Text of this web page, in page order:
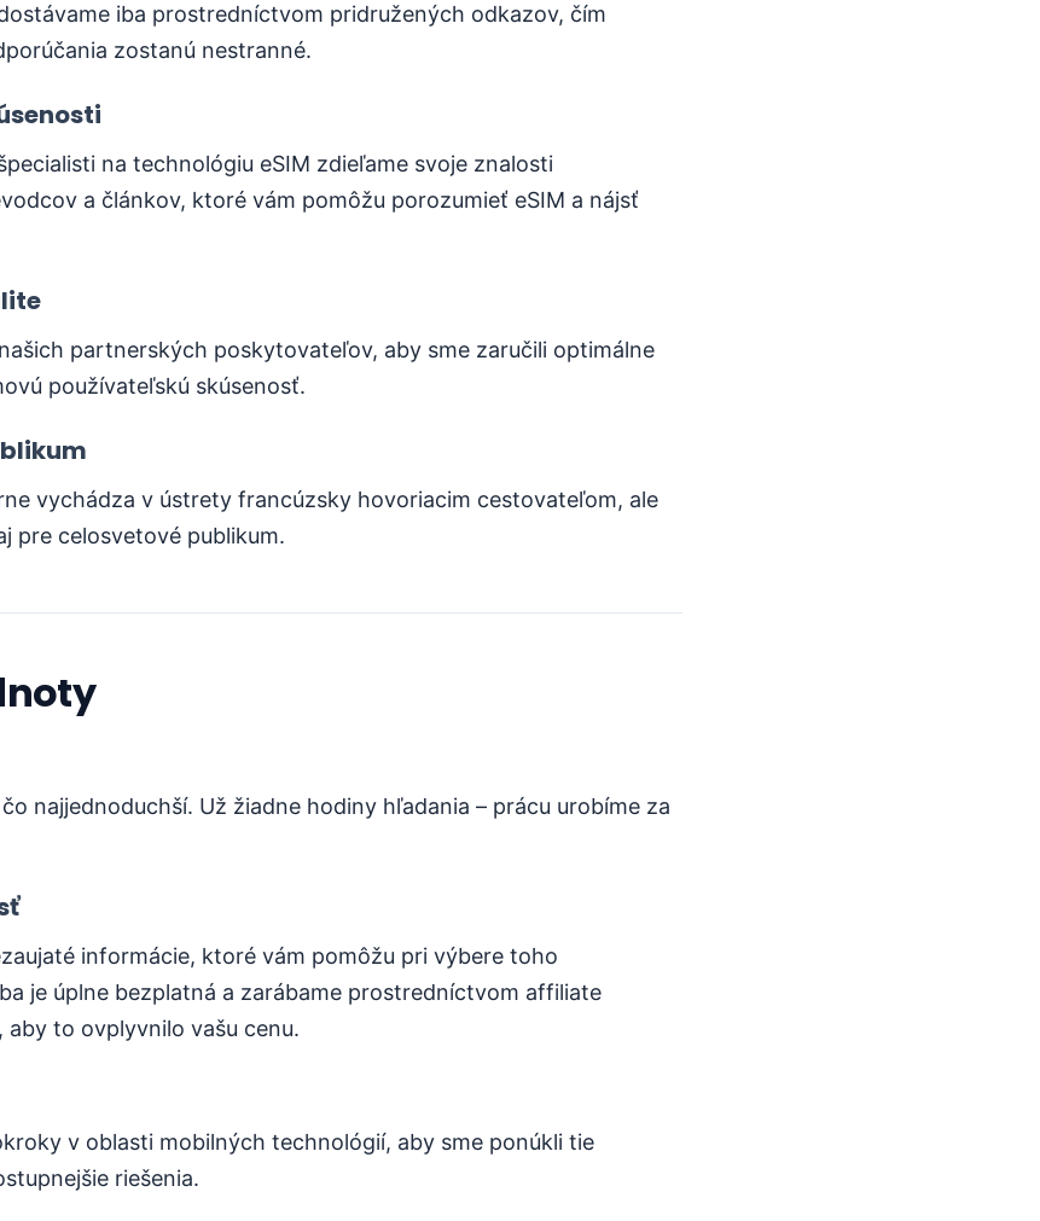
iba prostredníctvom pridružených odkazov, čím
zostanú nestranné.
na technológiu eSIM zdieľame svoje znalosti
a článkov, ktoré vám pomôžu porozumieť eSIM a nájsť
partnerských poskytovateľov, aby sme zaručili optimálne
používateľskú skúsenosť.
vychádza v ústrety francúzsky hovoriacim cestovateľom, ale
pre celosvetové publikum.
najjednoduchší. Už žiadne hodiny hľadania – prácu urobíme za
informácie, ktoré vám pomôžu pri výbere toho
je úplne bezplatná a zarábame prostredníctvom affiliate
to ovplyvnilo vašu cenu.
v oblasti mobilných technológií, aby sme ponúkli tie
riešenia.